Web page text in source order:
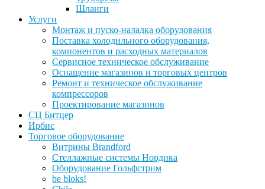
Шланги
Услуги
Монтаж и пуско-наладка оборудования
Поставка холодильного оборудования,
компонентов и расходных материалов
Сервисное техническое обслуживание
Оснащение магазинов и торговых центров
Ремонт и техническое обслуживание
компрессоров
Проектирование магазинов
СЦ Битцер
Ирбис
Торговое оборудование
Витрины Brandford
Стеллажные системы Нордика
Оборудование Гольфстрим
be bloks!